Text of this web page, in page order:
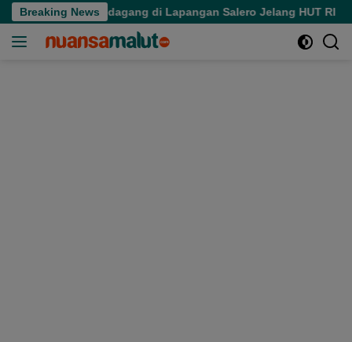
Langsung
ke
Breaking News
Pedagang di Lapangan Salero Jelang HUT RI